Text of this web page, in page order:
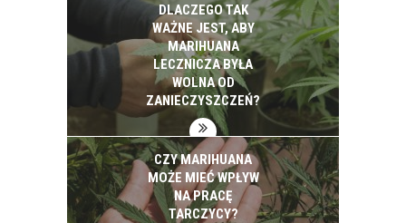
DLACZEGO TAK
WAŻNE JEST, ABY
MARIHUANA
LECZNICZA BYŁA
WOLNA OD
ZANIECZYSZCZEŃ?
CZY MARIHUANA
MOŻE MIEĆ WPŁYW
NA PRACĘ
TARCZYCY?